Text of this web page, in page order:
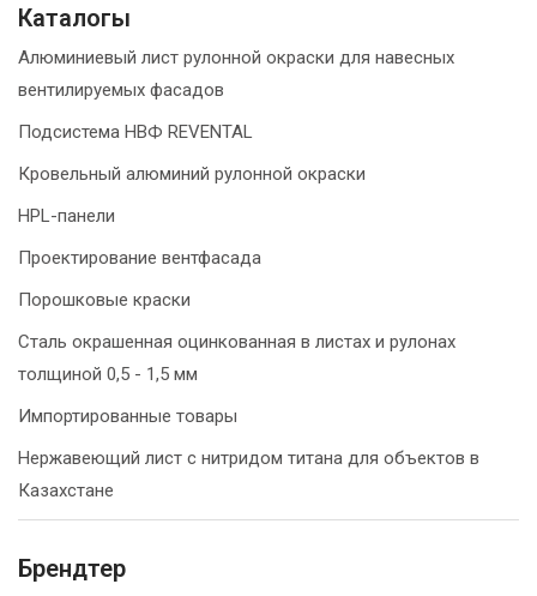
Каталогы
Алюминиевый лист рулонной окраски для навесных
вентилируемых фасадов
Подсистема НВФ REVENTAL
Кровельный алюминий рулонной окраски
HPL-панели
Проектирование вентфасада
Порошковые краски
Сталь окрашенная оцинкованная в листах и рулонах
толщиной 0,5 - 1,5 мм
Импортированные товары
Нержавеющий лист с нитридом титана для объектов в
Казахстане
Брендтер